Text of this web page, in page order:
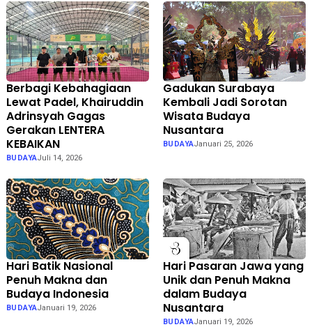
Berbagi Kebahagiaan
Lewat Padel, Khairuddin
Adrinsyah Gagas
Gerakan LENTERA
KEBAIKAN
BUDAYAJuli 14, 2026
Gadukan Surabaya
Kembali Jadi Sorotan
Wisata Budaya
Nusantara
BUDAYAJanuari 25, 2026
Hari Batik Nasional
Penuh Makna dan
Budaya Indonesia
BUDAYAJanuari 19, 2026
Hari Pasaran Jawa yang
Unik dan Penuh Makna
dalam Budaya
Nusantara
BUDAYAJanuari 19, 2026